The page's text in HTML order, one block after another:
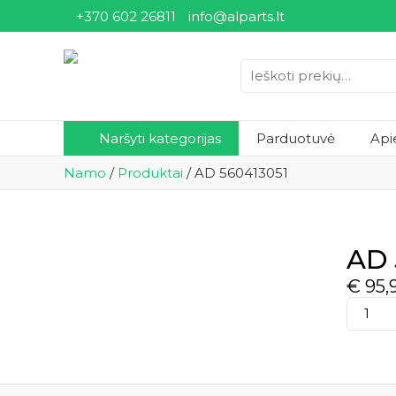
+370 602 26811 info@alparts.lt
Ieškoti:
Naršyti kategorijas Parduotuvė
Namo / Produktai /AD 560413051
AD
€
kiekis: